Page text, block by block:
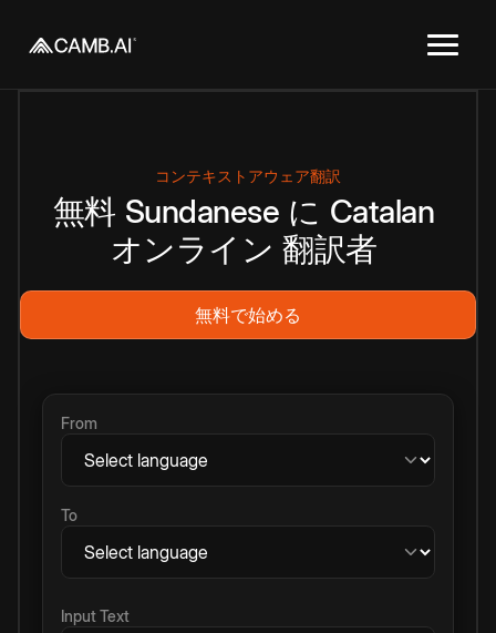
コンテキストアウェア翻訳
無料 Sundanese に Catalan
オンライン 翻訳者
無料で始める
From
To
Input Text